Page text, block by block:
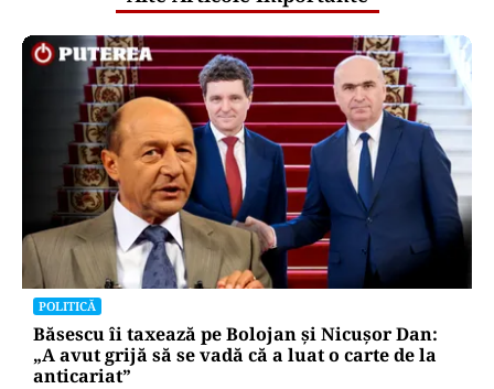
POLITICĂ
Băsescu îi taxează pe Bolojan și Nicușor Dan:
„A avut grijă să se vadă că a luat o carte de la
anticariat”